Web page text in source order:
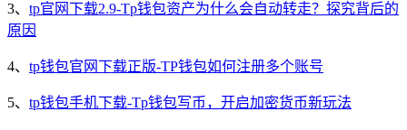
3、 tp官网下载2.9-Tp钱包资产为什么会自动转走？探究背后的
原因
4、 tp钱包官网下载正版-TP钱包如何注册多个账号
5、 tp钱包手机下载-Tp钱包写币，开启加密货币新玩法